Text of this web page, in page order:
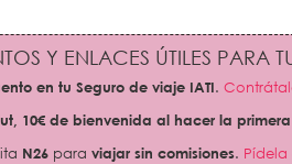
Y ENLACES ÚTILES PARA
en tu Seguro de viaje IATI.
10€ de bienvenida al hacer la
N26 para viajar sin comisiones.